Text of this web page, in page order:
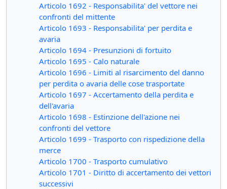
Articolo 1692 - Responsabilita' del vettore nei
confronti del mittente
Articolo 1693 - Responsabilita' per perdita e
avaria
Articolo 1694 - Presunzioni di fortuito
Articolo 1695 - Calo naturale
Articolo 1696 - Limiti al risarcimento del danno
per perdita o avaria delle cose trasportate
Articolo 1697 - Accertamento della perdita e
dell'avaria
Articolo 1698 - Estinzione dell'azione nei
confronti del vettore
Articolo 1699 - Trasporto con rispedizione della
merce
Articolo 1700 - Trasporto cumulativo
Articolo 1701 - Diritto di accertamento dei vettori
successivi